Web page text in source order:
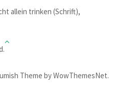
allein trinken (Schrift),
Theme by WowThemesNet.